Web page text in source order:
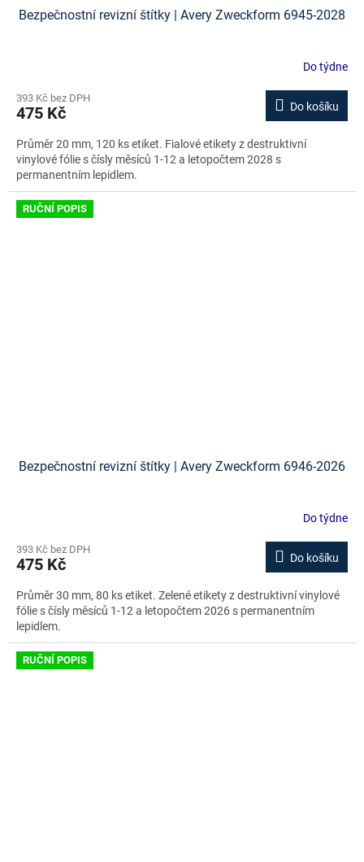
Bezpečnostní revizní štítky | Avery Zweckform 6945-2028
Do týdne
393 Kč bez DPH
475 Kč Do košíku
Průměr 20 mm, 120 ks etiket. Fialové etikety z destruktivní
vinylové fólie s čísly měsíců 1-12 a letopočtem 2028 s
permanentním lepidlem.
RUČNÍ POPIS
Bezpečnostní revizní štítky | Avery Zweckform 6946-2026
Do týdne
393 Kč bez DPH
475 Kč Do košíku
Průměr 30 mm, 80 ks etiket. Zelené etikety z destruktivní vinylové
fólie s čísly měsíců 1-12 a letopočtem 2026 s permanentním
lepidlem.
RUČNÍ POPIS